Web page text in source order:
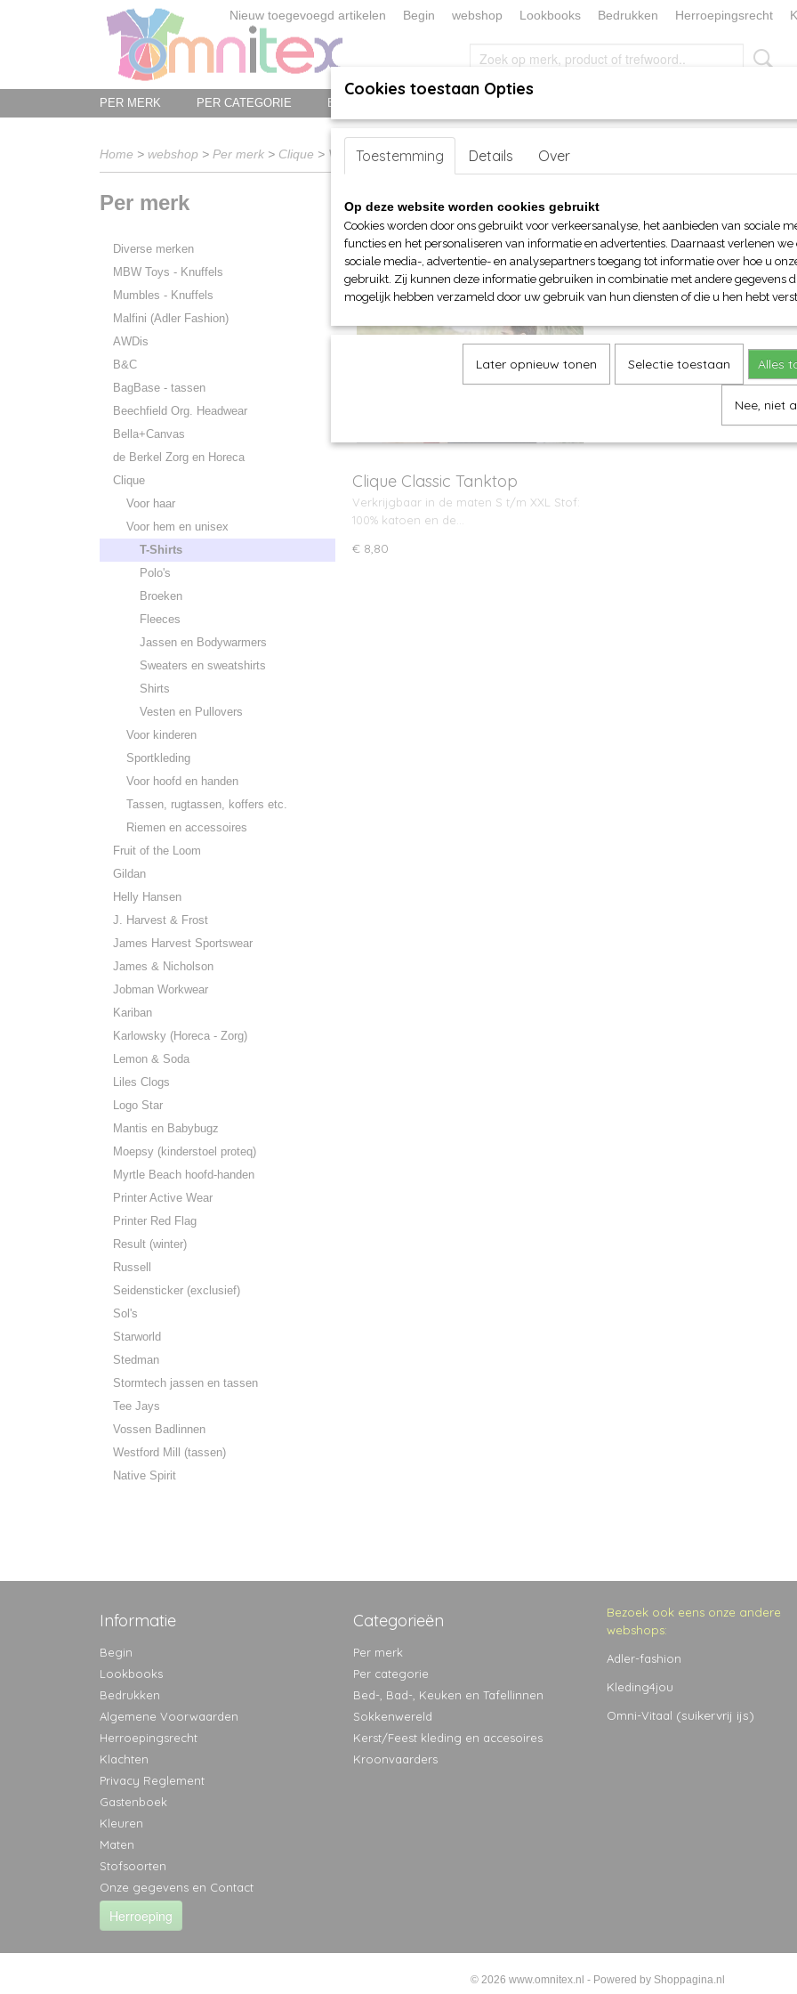
Nieuw toegevoegd artikelen Begin webshop Lookbooks Bedrukken Herroepingsrecht
PER MERK PER CATEGORIE BED-, BAD-, KEUKEN EN TAFELLINNEN KERST/
Home > webshop > Per merk > Clique > Voor hem en unisex> T-Shirts
Per merk
Diverse merken
MBW Toys - Knuffels
Mumbles - Knuffels
Malfini (Adler Fashion)
AWDis
B&C
BagBase - tassen
Beechfield Org. Headwear
Bella+Canvas
de Berkel Zorg en Horeca
Clique
Voor haar
Voor hem en unisex
T-Shirts
Polo's
Broeken
Fleeces
Jassen en Bodywarmers
Sweaters en sweatshirts
Shirts
Vesten en Pullovers
Voor kinderen
Sportkleding
Voor hoofd en handen
Tassen, rugtassen, koffers etc.
Riemen en accessoires
Fruit of the Loom
Gildan
Helly Hansen
J. Harvest & Frost
James Harvest Sportswear
James & Nicholson
Jobman Workwear
Kariban
Karlowsky (Horeca - Zorg)
Lemon & Soda
Liles Clogs
Logo Star
Mantis en Babybugz
Moepsy (kinderstoel proteq)
Myrtle Beach hoofd-handen
Printer Active Wear
Printer Red Flag
Result (winter)
Russell
Seidensticker (exclusief)
Sol's
Starworld
Stedman
Stormtech jassen en tassen
Tee Jays
Vossen Badlinnen
Westford Mill (tassen)
Native Spirit
Sorteer op:
Clique Classic Tanktop
Verkrijgbaar in de maten S t/m XXL Stof:
100% katoen en de…
€ 8,80
Informatie
Begin
Lookbooks
Bedrukken
Algemene Voorwaarden
Herroepingsrecht
Klachten
Privacy Reglement
Gastenboek
Kleuren
Maten
Stofsoorten
Onze gegevens en Contact
Herroeping
Categorieën
Per merk
Per categorie
Bed-, Bad-, Keuken en Tafellinnen
Sokkenwereld
Kerst/Feest kleding en accesoires
Kroonvaarders
Bezoek ook eens onze andere
webshops:
Adler-fashion
Kleding4jou
Omni-Vitaal (suikervrij ijs)
© 2026 www.omnitex.nl - Powered by Shoppagina.nl
Cookies toestaan Opties
Toestemming Details Over
Op deze website worden cookies gebruikt
Cookies worden door ons gebruikt voor verkeersanalyse, het aanbieden van sociale
functies en het personaliseren van informatie en advertenties. Daarnaast verlenen we
sociale media-, advertentie- en analysepartners toegang tot informatie over hoe u
gebruikt. Zij kunnen deze informatie gebruiken in combinatie met andere gegevens
mogelijk hebben verzameld door uw gebruik van hun diensten of die u hen hebt
Later opnieuw tonen Selectie toestaan Alles
Nee, niet